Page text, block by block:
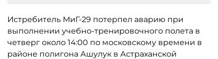
Истребитель МиГ-29 потерпел аварию при
выполнении учебно-тренировочного полета в
четверг около 14:00 по московскому времени в
районе полигона Ашулук в Астраханской